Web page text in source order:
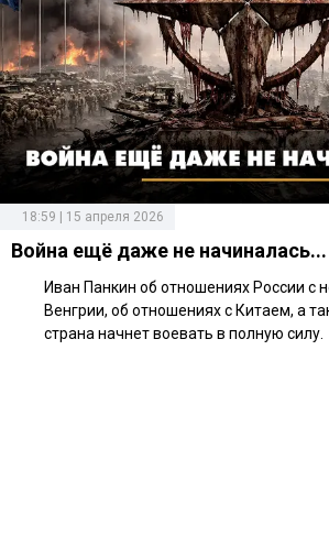
18:59 | 15 апреля 2026
Война ещё даже не начиналась...
Иван Панкин об отношениях России с
Венгрии, об отношениях с Китаем, а
страна начнет воевать в полную силу.